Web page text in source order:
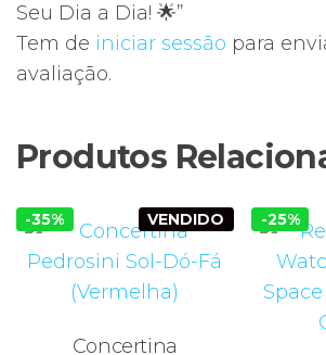
Seu Dia a Dia! 🌟”
Tem de iniciar sessão para
avaliação.
Produtos
-35% VENDIDO
Concertina
-25%